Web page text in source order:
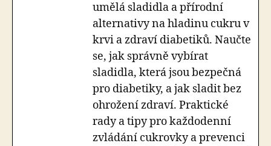
umělá sladidla a přírodní
alternativy na hladinu cukru v
krvi a zdraví diabetiků. Naučte
se, jak správně vybírat
sladidla, která jsou bezpečná
pro diabetiky, a jak sladit bez
ohrožení zdraví. Praktické
rady a tipy pro každodenní
zvládání cukrovky a prevenci